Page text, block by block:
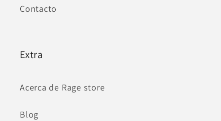
Contacto
Extra
Acerca de Rage store
Blog